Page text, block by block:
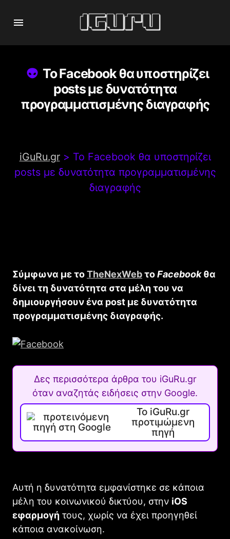
Το Facebook θα υποστηρίζει
posts με δυνατότητα
προγραμματισμένης διαγραφής
iGuRu.gr> Το Facebook θα υποστηρίζει
posts με δυνατότητα προγραμματισμένης
διαγραφής
Σύμφωνα με τοTheNexWebτοFacebookθα
δίνει τη δυνατότητα στα μέλη του να
δημιουργήσουν ένα post με δυνατότητα
προγραμματισμένης διαγραφής.
Δες περισσότερα άρθρα του iGuRu.gr
όταν αναζητάς ειδήσεις στην Google.
Το iGuRu.gr
προτιμώμενη
πηγή
Αυτή η δυνατότητα εμφανίστηκε σε κάποια
μέλη του κοινωνικού δικτύου, στην iOS
εφαρμογή τους, χωρίς να έχει προηγηθεί
κάποια ανακοίνωση.